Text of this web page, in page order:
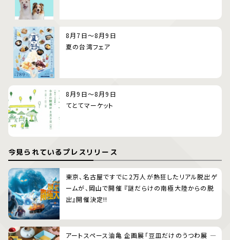
8月7日～8月9日
夏の台湾フェア
8月9日～8月9日
てとてマーケット
今見られているプレスリリース
東京、名古屋ですでに2万人が熱狂したリアル脱出ゲ
ームが、岡山で開催 『謎だらけの南極大陸からの脱
出』開催決定!!
アートスペース油亀 企画展「豆皿だけのうつわ展 ―